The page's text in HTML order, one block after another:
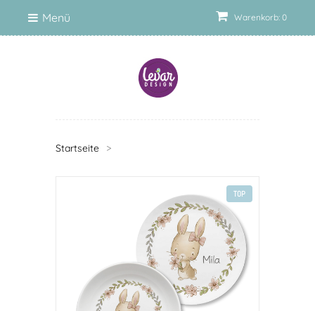
Warenkorb: 0
Menü
Startseite >
TOP